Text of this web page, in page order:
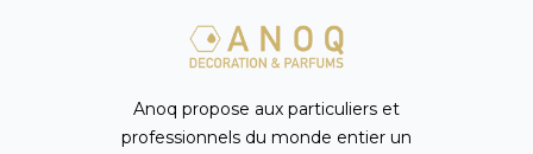
Anoq propose aux particuliers et
professionnels du monde entier un